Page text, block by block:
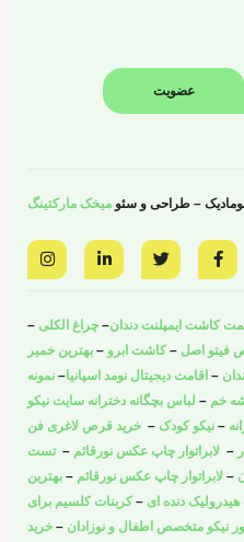
عضویت
– طراحی و سئو میخک مارکتینگ
F
a
c
o
o
k
-
w
i
e
r
L
i
n
d
-
n
I
n
s
g
r
a
m
کاشت ایمپلنت دندان– چراغ الکلی –
فیتو اصل –کاشت ابرو – بهترین خمیر
– اقامت دیجیتال نومد اسپانیا– نمونه
خم – لباس بچگانه دخترانه سایت نیکو
– نیکو کودک – خرید قرص لاغری فن
– لابراتوار چاپ عکس نورقائم –تست
– لابراتوار چاپ عکس نورقائم – بهترین
دنده ای –کربنات کلسیم برای
نیکو متخصص اطفال و نوزادان – خرید